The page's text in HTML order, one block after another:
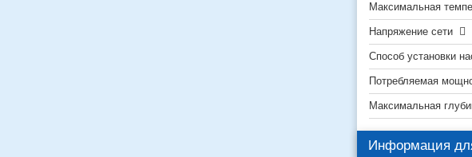
Максимальная
Напряжение сети
Способ установки
Потребляемая
Максимальная
Информация